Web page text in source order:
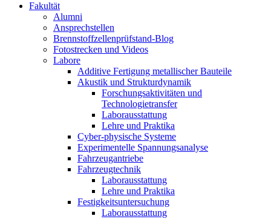
Fakultät
Alumni
Ansprechstellen
Brennstoffzellenprüfstand-Blog
Fotostrecken und Videos
Labore
Additive Fertigung metallischer Bauteile
Akustik und Strukturdynamik
Forschungsaktivitäten und
Technologietransfer
Laborausstattung
Lehre und Praktika
Cyber-physische Systeme
Experimentelle Spannungsanalyse
Fahrzeugantriebe
Fahrzeugtechnik
Laborausstattung
Lehre und Praktika
Festigkeitsuntersuchung
Laborausstattung